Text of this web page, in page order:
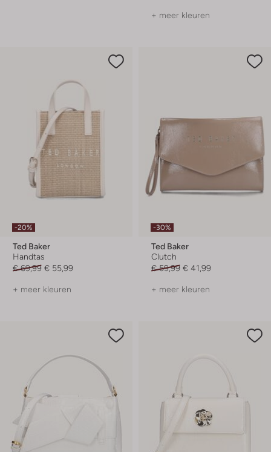
+ meer kleuren
-20%
Ted Baker
Handtas
€ 69,99 € 55,99
+ meer kleuren
-30%
Ted Baker
Clutch
€ 59,99 € 41,99
+ meer kleuren